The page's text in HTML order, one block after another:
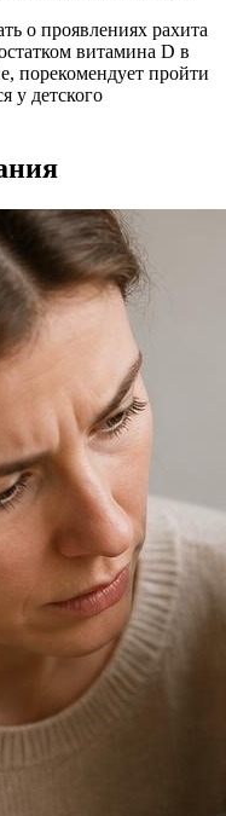
о проявлениях рахита
витамина D в
порекомендует пройти
у детского